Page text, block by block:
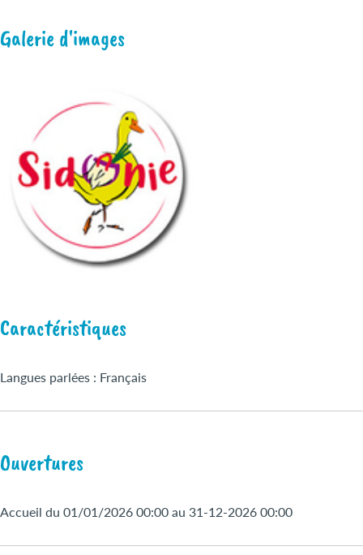
Galerie d'images
Caractéristiques
Langues parlées : Français
Ouvertures
Accueil du 01/01/2026 00:00 au 31-12-2026 00:00